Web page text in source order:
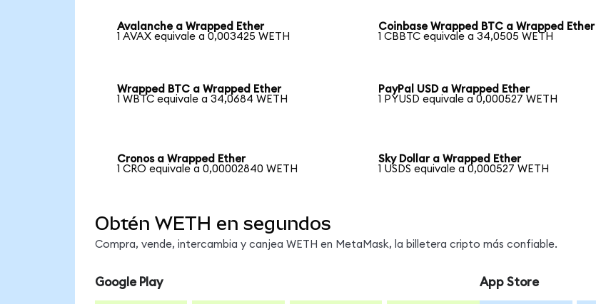
Avalanche a Wrapped Ether
1 AVAX equivale a 0,003425 WETH
Coinbase Wrapped BTC a Wrapped Ether
1 CBBTC equivale a 34,0505 WETH
Wrapped BTC a Wrapped Ether
1 WBTC equivale a 34,0684 WETH
PayPal USD a Wrapped Ether
1 PYUSD equivale a 0,000527 WETH
Cronos a Wrapped Ether
1 CRO equivale a 0,00002840 WETH
Sky Dollar a Wrapped Ether
1 USDS equivale a 0,000527 WETH
Obtén WETH en segundos
Compra, vende, intercambia y canjea WETH en MetaMask, la billetera cripto más confiable.
Google Play App Store